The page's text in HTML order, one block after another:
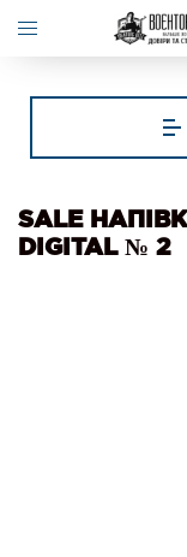
SALE
DIGITAL № 2